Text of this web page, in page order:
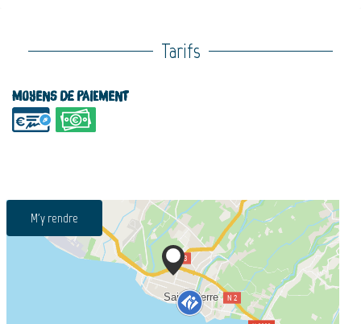
Tarifs
Moyens de paiement
M'y rendre